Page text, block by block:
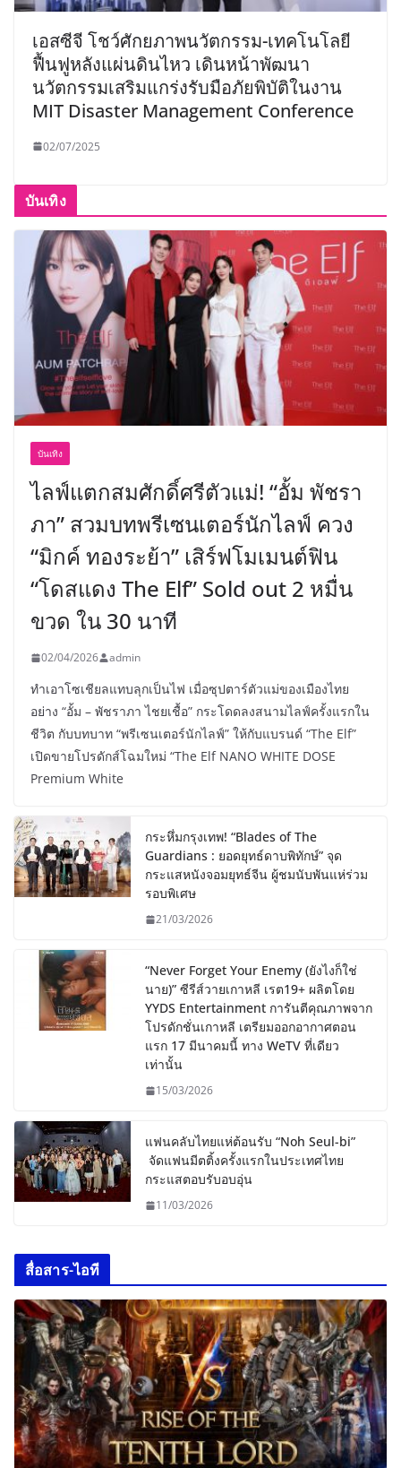
เอสซีจี โชว์ศักยภาพนวัตกรรม-เทคโนโลยี
ฟื้นฟูหลังแผ่นดินไหว เดินหน้าพัฒนา
นวัตกรรมเสริมแกร่งรับมือภัยพิบัติในงาน
MIT Disaster Management Conference
02/07/2025
บันเทิง
บันเทิง
ไลฟ์แตกสมศักดิ์ศรีตัวแม่! “อั้ม พัชรา
ภา” สวมบทพรีเซนเตอร์นักไลฟ์ ควง
“มิกค์ ทองระย้า” เสิร์ฟโมเมนต์ฟิน
“โดสแดง The Elf” Sold out 2 หมื่น
ขวด ใน 30 นาที
02/04/2026 admin
ทำเอาโซเชียลแทบลุกเป็นไฟ เมื่อซุปตาร์ตัวแม่ของเมืองไทย
อย่าง “อั้ม – พัชราภา ไชยเชื้อ” กระโดดลงสนามไลฟ์ครั้งแรกใน
ชีวิต กับบทบาท “พรีเซนเตอร์นักไลฟ์” ให้กับแบรนด์ “The Elf”
เปิดขายโปรดักส์โฉมใหม่ “The Elf NANO WHITE DOSE
Premium White
กระหึ่มกรุงเทพ! “Blades of The
Guardians : ยอดยุทธ์ดาบพิทักษ์” จุด
กระแสหนังจอมยุทธ์จีน ผู้ชมนับพันแห่ร่วม
รอบพิเศษ
21/03/2026
“Never Forget Your Enemy (ยังไงก็ใช่
นาย)” ซีรีส์วายเกาหลี เรต19+ ผลิตโดย
YYDS Entertainment การันตีคุณภาพจาก
โปรดักชั่นเกาหลี เตรียมออกอากาศตอน
แรก 17 มีนาคมนี้ ทาง WeTV ที่เดียว
เท่านั้น
15/03/2026
แฟนคลับไทยแห่ต้อนรับ “Noh Seul-bi”
จัดแฟนมีตติ้งครั้งแรกในประเทศไทย
กระแสตอบรับอบอุ่น
11/03/2026
สื่อสาร-ไอที